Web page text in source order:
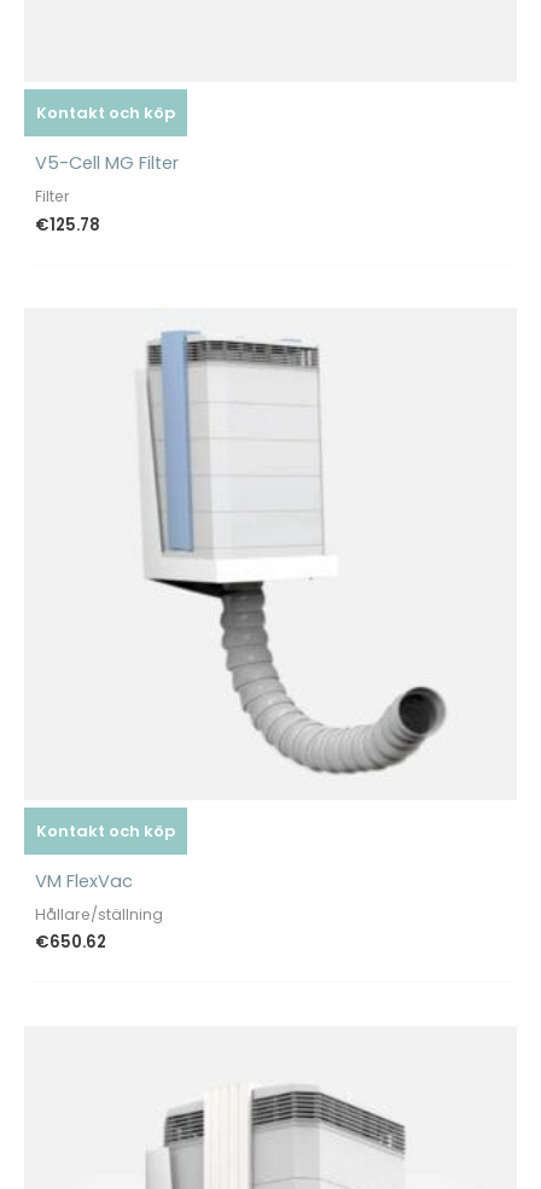
Kontakt och köp
V5-Cell MG Filter
Filter
€125.78
Kontakt och köp
VM FlexVac
Hållare/ställning
€650.62